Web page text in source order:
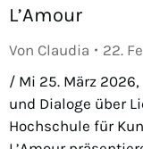
L’Amour
Von Claudia
22.
/ Mi 25. März
und Dialoge über
Hochschule für